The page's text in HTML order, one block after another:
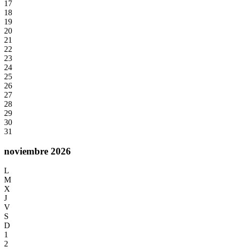
17
18
19
20
21
22
23
24
25
26
27
28
29
30
31
noviembre 2026
L
M
X
J
V
S
D
1
2